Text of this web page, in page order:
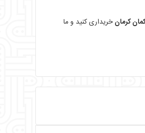
کرمانخریداری کنید و ما